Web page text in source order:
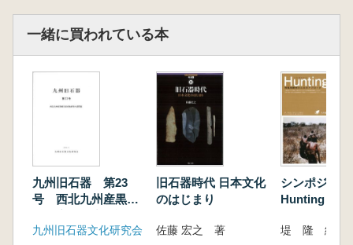
長井謙治・高橋央輝・徳永司(愛知学院大学)・
角田朋行(南陽市教育委員会)「山形県南陽市北
町遺跡の発掘調査(2018-2019年度)」
会田容弘(郡山女子大学短期大学部)「福島県笹
山原遺跡No.16第19次調査」
工藤雄一郎(学習院女子大学)「赤井谷地におけ
る古環境調査-福島県笹山原遺跡の生態系史復
一緒に買われている本
九州旧石器 第23
号 西北九州産黒曜
題
九州旧石器文化研究会
旧石器時代 日本文化
のはじまり
佐藤 宏之 著
シンポジウ
Hunting 狩
チ
堤 隆 編